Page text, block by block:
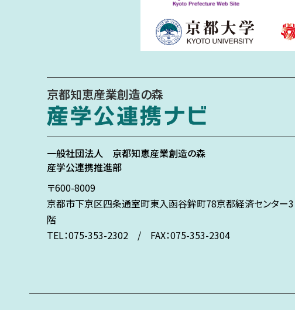
京都知恵産業創造の森
一般社団法人 京都知恵産業創造の森
産学公連携推進部
〒600-8009
京都市下京区四条通室町東入函谷鉾町78京都経済センター3
階
TEL：075-353-2302 / FAX：075-353-2304